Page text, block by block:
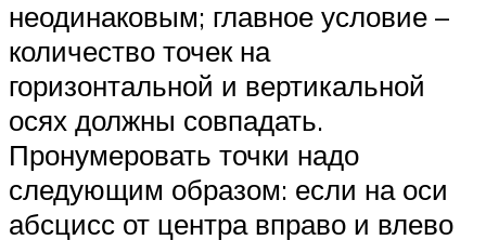
неодинаковым; главное условие –
количество точек на
горизонтальной и вертикальной
осях должны совпадать.
Пронумеровать точки надо
следующим образом: если на оси
абсцисс от центра вправо и влево